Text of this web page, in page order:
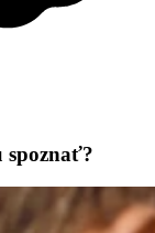
spoznať?